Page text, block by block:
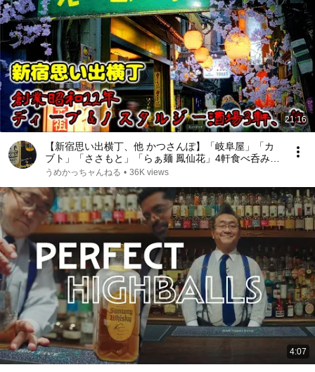
21:16
【新宿思い出横丁、他 かつさんぽ】「岐阜屋」「カ
ブト」「ささもと」「らぁ麺 鳳仙花」4軒食べ呑み歩
きfrom Shinjuku in JAPAN
うめかっちャんねる • 36K views
4:07